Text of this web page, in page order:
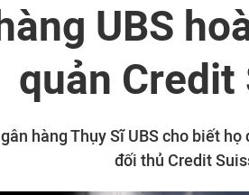
UBS
quản Credit
hàng Thụy Sĩ UBS cho biết
đối thủ Credit